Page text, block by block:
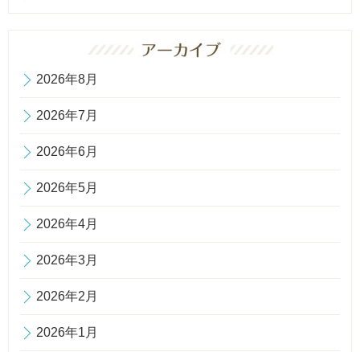
2026年8月
2026年7月
2026年6月
2026年5月
2026年4月
2026年3月
2026年2月
2026年1月